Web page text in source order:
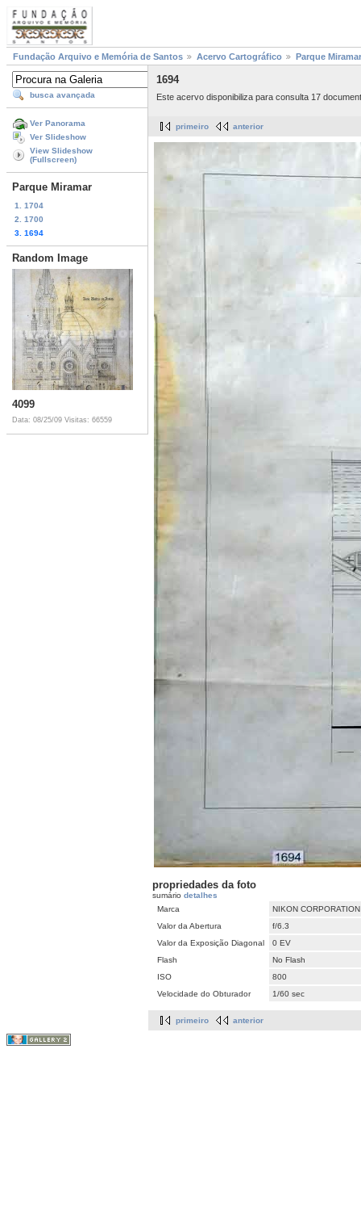
Fundação Arquivo e Memória de Santos Acervo Cartográfico Parque Miramar
busca avançada
Ver Panorama
Ver Slideshow
View Slideshow
(Fullscreen)
Parque Miramar
1. 1704
2. 1700
3. 1694
Random Image
4099
Data: 08/25/09 Visitas: 66559
1694
Este acervo disponibiliza para consulta 17
primeiro anterior
propriedades da foto
sumário detalhes
Marca
NIKON CORPORATION
Valor da Abertura
f/6.3
Valor da Exposição Diagonal
0 EV
Flash
No Flash
ISO
800
Velocidade do Obturador
1/60 sec
primeiro anterior